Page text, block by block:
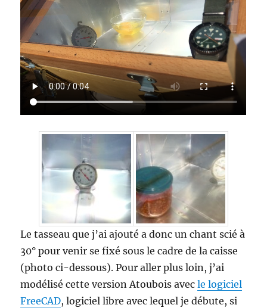
Le tasseau que j’ai ajouté a donc un chant scié à
30° pour venir se fixé sous le cadre de la caisse
(photo ci-dessous). Pour aller plus loin, j’ai
modélisé cette version Atoubois avecle logiciel
FreeCAD, logiciel libre avec lequel je débute, si